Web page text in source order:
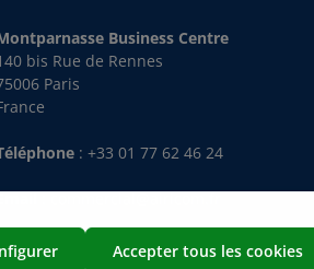
Business Centre
bis Rue de Rennes
Paris
:+33 01 77 62 46 24
:commercial@airicom.fr
Accepter tous les cookies